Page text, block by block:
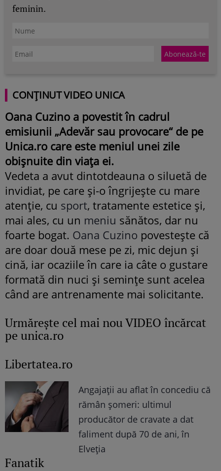
feminin.
CONȚINUT VIDEO UNICA
Oana Cuzino a povestit în cadrul
emisiunii „Adevăr sau provocare“ de pe
Unica.ro care este meniul unei zile
obișnuite din viața ei.
Vedeta a avut dintotdeauna o siluetă de
invidiat, pe care și-o îngrijește cu mare
atenție, cu sport, tratamente estetice și,
mai ales, cu un meniu sănătos, dar nu
foarte bogat. Oana Cuzino povestește că
are doar două mese pe zi, mic dejun și
cină, iar ocaziile în care ia câte o gustare
formată din nuci și semințe sunt acelea
când are antrenamente mai solicitante.
Urmăreşte cel mai nou VIDEO încărcat
pe unica.ro
Libertatea.ro
Angajații au aflat în concediu că
rămân șomeri: ultimul
producător de cravate a dat
faliment după 70 de ani, în
Elveția
Fanatik